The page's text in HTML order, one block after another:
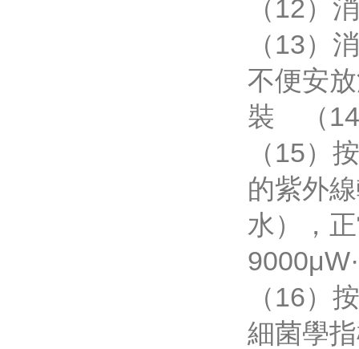
（12）
（13）
不便安放
裝 （14
（15）
的紫外
水）
（16）
細菌學指